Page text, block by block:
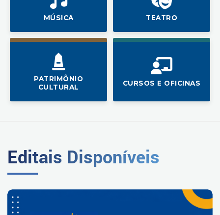
MÚSICA TEATRO
PATRIMÔNIO
CULTURAL
CURSOS E OFICINAS
Editais Disponíveis